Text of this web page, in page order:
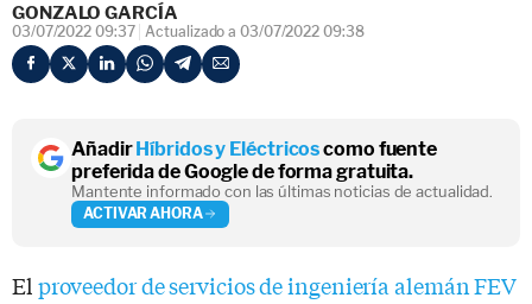
GONZALO GARCÍA
03/07/2022 09:37 Actualizado a 03/07/2022 09:38
AñadirHíbridos y Eléctricoscomo fuente
preferida de Google de forma gratuita.
Mantente informado con las últimas noticias de actualidad.
ACTIVAR AHORA
El proveedor de servicios de ingeniería alemán FEV